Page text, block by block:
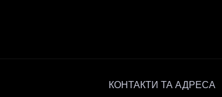
КОНТАКТИ ТА АДРЕСА